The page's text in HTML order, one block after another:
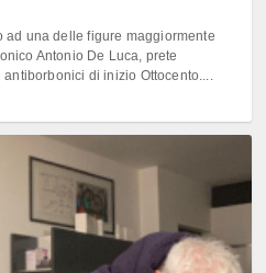
una delle figure maggiormente
Antonio De Luca, prete
di inizio Ottocento....